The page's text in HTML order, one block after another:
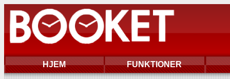
HJEM FUNKTIONER